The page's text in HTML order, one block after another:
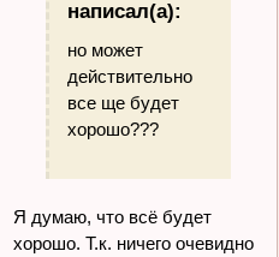
написал(а):
но может
действительно
все ще будет
хорошо???
Я думаю, что всё будет
хорошо. Т.к. ничего очевидно